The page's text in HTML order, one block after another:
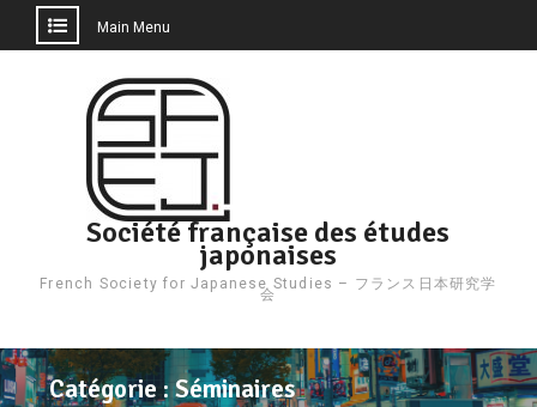
Main Menu
Société française des études
japonaises
French Society for Japanese Studies – フランス日本研究学
会
Catégorie :Séminaires